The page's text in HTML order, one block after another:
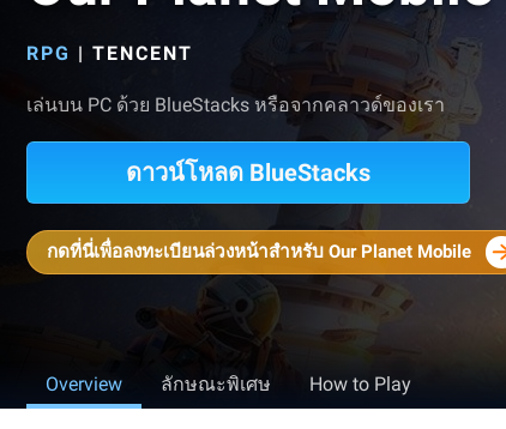
RPG | TENCENT
เล่นบน PC ด้วย BlueStacks หรือจากคลาวด์ของเรา
ดาวน์โหลด BlueStacks
กดที่นี่เพื่อลงทะเบียนล่วงหน้าสำหรับ Our Planet Mobile
Overview ลักษณะพิเศษ How to Play